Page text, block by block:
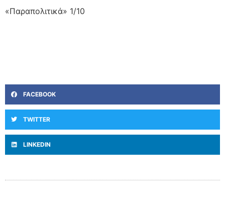
«Παραπολιτικά» 1/10
FACEBOOK
TWITTER
LINKEDIN